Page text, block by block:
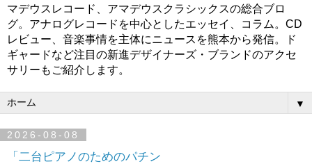
マデウスレコード、アマデウスクラシックスの総合ブロ
グ。アナログレコードを中心としたエッセイ、コラム。CD
レビュー、音楽事情を主体にニュースを熊本から発信。ド
ギャードなど注目の新進デザイナーズ・ブランドのアクセ
サリーもご紹介します。
▼
2026-08-08
「二台ピアノのためのパチン